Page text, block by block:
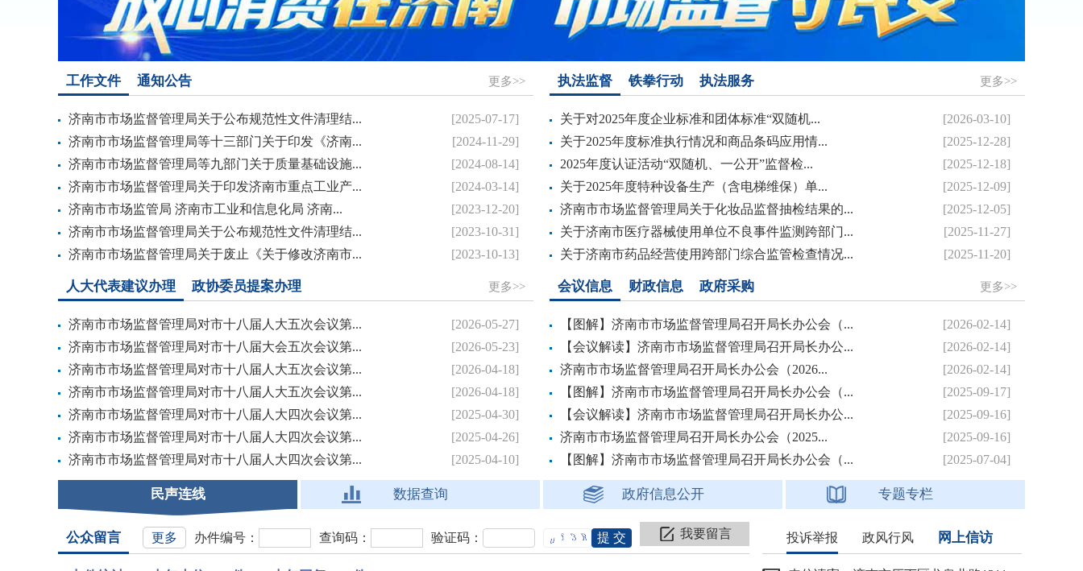
工作文件 通知公告 更多>>
济南市市场监督管理局关于公布规范性文件清理结...
[2025-07-17]
济南市市场监督管理局等十三部门关于印发《济南...
[2024-11-29]
济南市市场监督管理局等九部门关于质量基础设施...
[2024-08-14]
济南市市场监督管理局关于印发济南市重点工业产...
[2024-03-14]
济南市市场监管局 济南市工业和信息化局 济南...
[2023-12-20]
济南市市场监督管理局关于公布规范性文件清理结...
[2023-10-31]
济南市市场监督管理局关于废止《关于修改济南市...
[2023-10-13]
执法监督 铁拳行动 执法服务 更多>>
关于对2025年度企业标准和团体标准“双随机...
[2026-03-10]
关于2025年度标准执行情况和商品条码应用情...
[2025-12-28]
2025年度认证活动“双随机、一公开”监督检...
[2025-12-18]
关于2025年度特种设备生产（含电梯维保）单...
[2025-12-09]
济南市市场监督管理局关于化妆品监督抽检结果的...
[2025-12-05]
关于济南市医疗器械使用单位不良事件监测跨部门...
[2025-11-27]
关于济南市药品经营使用跨部门综合监管检查情况...
[2025-11-20]
人大代表建议办理 政协委员提案办理 更多>>
济南市市场监督管理局对市十八届人大五次会议第...
[2026-05-27]
济南市市场监督管理局对市十八届大会五次会议第...
[2026-05-23]
济南市市场监督管理局对市十八届人大五次会议第...
[2026-04-18]
济南市市场监督管理局对市十八届人大五次会议第...
[2026-04-18]
济南市市场监督管理局对市十八届人大四次会议第...
[2025-04-30]
济南市市场监督管理局对市十八届人大四次会议第...
[2025-04-26]
济南市市场监督管理局对市十八届人大四次会议第...
[2025-04-10]
会议信息 财政信息 政府采购 更多>>
【图解】济南市市场监督管理局召开局长办公会（...
[2026-02-14]
【会议解读】济南市市场监督管理局召开局长办公...
[2026-02-14]
济南市市场监督管理局召开局长办公会（2026...
[2026-02-14]
【图解】济南市市场监督管理局召开局长办公会（...
[2025-09-17]
【会议解读】济南市市场监督管理局召开局长办公...
[2025-09-16]
济南市市场监督管理局召开局长办公会（2025...
[2025-09-16]
【图解】济南市市场监督管理局召开局长办公会（...
[2025-07-04]
民声连线 数据查询 政府信息公开 专题专栏
公众留言 更多 我要留言 投诉举报 政风行风 网上信访